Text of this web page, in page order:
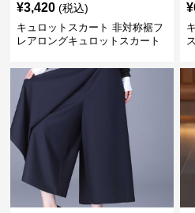
¥3,420 (税込)
キュロットスカート 非対称裾フ
レアロングキュロットスカート
¥